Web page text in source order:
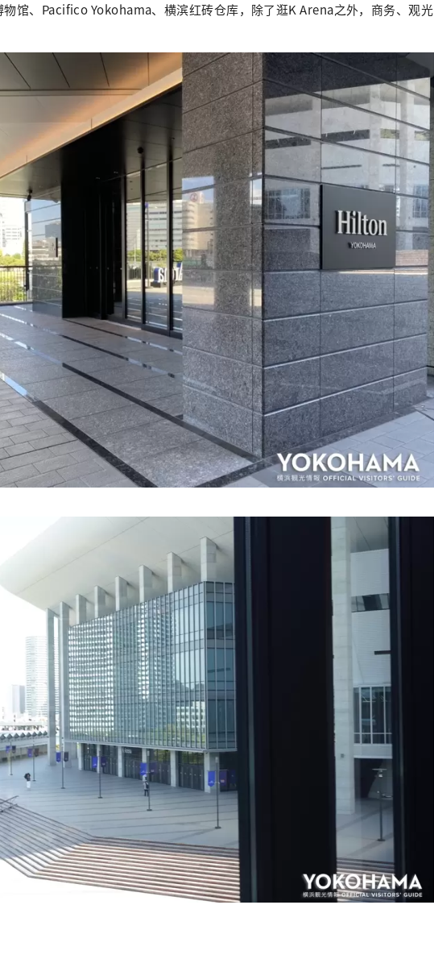
馆、Pacifico Yokohama、横滨红砖仓库，除了逛K Arena之外，商务、观光